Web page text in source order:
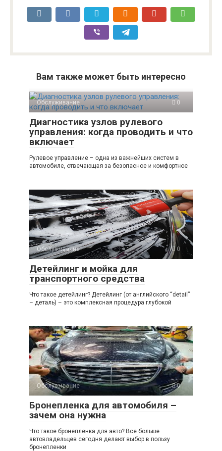
Вам также может быть интересно
Обслуживание 0
Диагностика узлов рулевого
управления: когда проводить и что
включает
Рулевое управление – одна из важнейших систем в
автомобиле, отвечающая за безопасное и комфортное
Обслуживание 0
Детейлинг и мойка для
транспортного средства
Что такое детейлинг? Детейлинг (от английского “detail”
– деталь) – это комплексная процедура глубокой
Обслуживание 0
Бронепленка для автомобиля –
зачем она нужна
Что такое бронепленка для авто? Все больше
автовладельцев сегодня делают выбор в пользу
бронепленки